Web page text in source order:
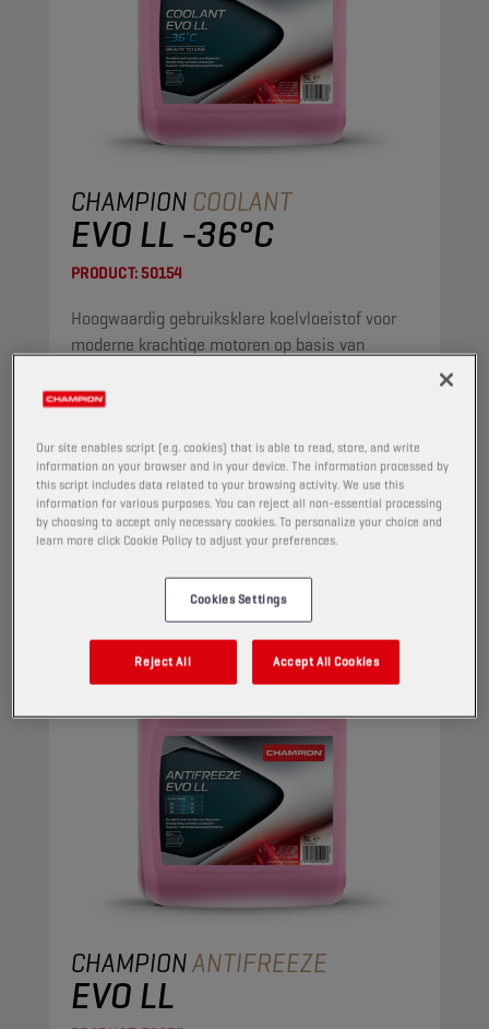
CHAMPIONCOOLANT
EVO LL -36°C
PRODUCT:50154
Hoogwaardig gebruiksklare koelvloeistof voor
moderne krachtige motoren op basis van
corrosiebeschermingstechnologie. Deze G12
G12++-, G12+- en G11-toepassingen.
Bekijk
CHAMPIONANTIFREEZE
EVO LL
Our site enables script (e.g. cookies) that is able to read, store, and write
information on your browser and in your device. The information processed by
this script includes data related to your browsing activity. We use this
information for various purposes. You can reject all non-essential processing
by choosing to accept only necessary cookies. To personalize your choice and
learn more click Cookie Policy to adjust your preferences.
Cookies Settings
Reject All Accept All Cookies